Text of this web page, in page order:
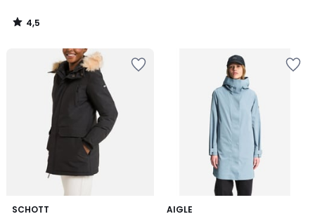
4,5
/
SCHOTT
4,3
AIGLE
5